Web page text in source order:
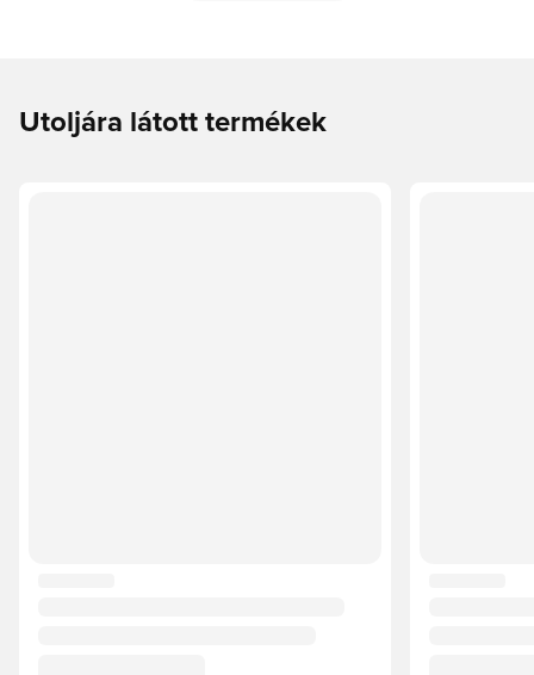
Utoljára látott termékek